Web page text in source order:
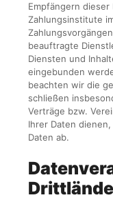
Empfängern dieser
Zahlungsinstitute
beauftragte
Diensten und
eingebunden
beachten wir die
schließen
Verträge bzw.
Ihrer Daten
Daten ab.